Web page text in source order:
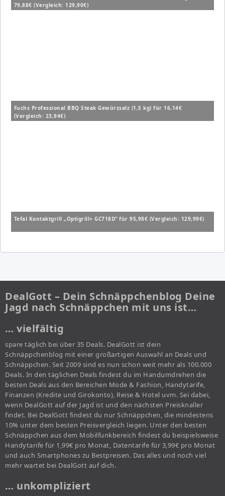
79,88€ (Vergleich: 129,90€)
Fuchs Professional BBQ Steak Gewürzsalz (1,5 kg) für 16,14€
(Vergleich: 23,94€)
Tefal Kontaktgrill „Optigrill+ GC718D“ für 95,98€ (Vergleich: 129,99€)
DealGott – Dein Schnäppchenblog Deine
Jagd nach Schnäppchen mit uns ist…
… vielfältig
spare täglich bei über 35 Deals. DealGott ist dein
Schnäppchenblog mit einer großartigen Auswahl an Deals und
Schnäppchen. Seit 2009 sind es nun schon weit mehr als 100.000
Deals. In den täglichen Deals findest du im Handumdrehen die
besten Deals aus den Bereichen Mode & Fashion, Handytarife,
Finanzen (Kredite und Girokonto), Reise & Hotel uvm. Sei dabei,
wenn DealGott auf der Jagd ist und den nächsten Preisknaller
findet. Bei DealGott findest du nur Schnäppchen, die mindestens
10% unter dem besten Preisvergleich liegen. Unter den besten
Schnäppchen aus dem Mobilfunkbereich findest du beispielsweise
Handytarife für 1,99€ pro Monat, Datentarife für 3,99€ pro Monat
und auch Smartphones zu Bestpreisen. Das alles und noch viel
mehr wartet bei DealGott auf dich.
… unkompliziert